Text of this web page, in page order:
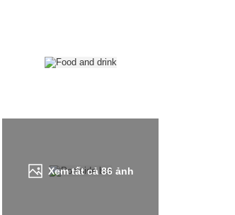
Xem tất cả86 ảnh